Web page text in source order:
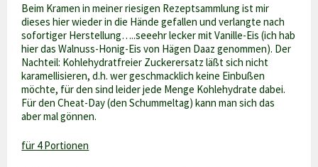
Beim Kramen in meiner riesigen Rezeptsammlung ist mir
dieses hier wieder in die Hände gefallen und verlangte nach
sofortiger Herstellung…..seeehr lecker mit Vanille-Eis (ich hab
hier das Walnuss-Honig-Eis von Hägen Daaz genommen). Der
Nachteil: Kohlehydratfreier Zuckerersatz läßt sich nicht
karamellisieren, d.h. wer geschmacklich keine Einbußen
möchte, für den sind leider jede Menge Kohlehydrate dabei.
Für den Cheat-Day (den Schummeltag) kann man sich das
aber mal gönnen.
für 4 Portionen